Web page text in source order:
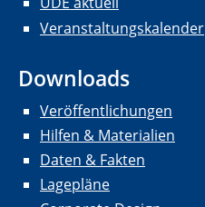
Veranstaltungskalender
Downloads
Veröffentlichungen
Hilfen & Materialien
Daten & Fakten
Lagepläne